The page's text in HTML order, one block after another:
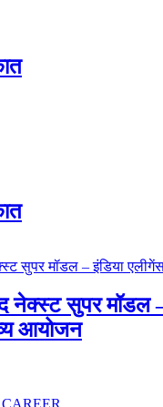
नेक्स्ट सुपर मॉडल
आयोजन
CAREER